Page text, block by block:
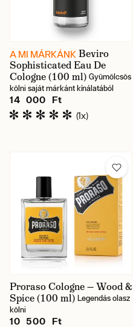
A MI MÁRKÁNK Beviro
Sophisticated Eau De
Cologne (100 ml) Gyümölcsös
kölni saját márkánt kínálatából
14 000 Ft
(1x)
Proraso Cologne — Wood &
Spice (100 ml) Legendás olasz
kölni
10 500 Ft